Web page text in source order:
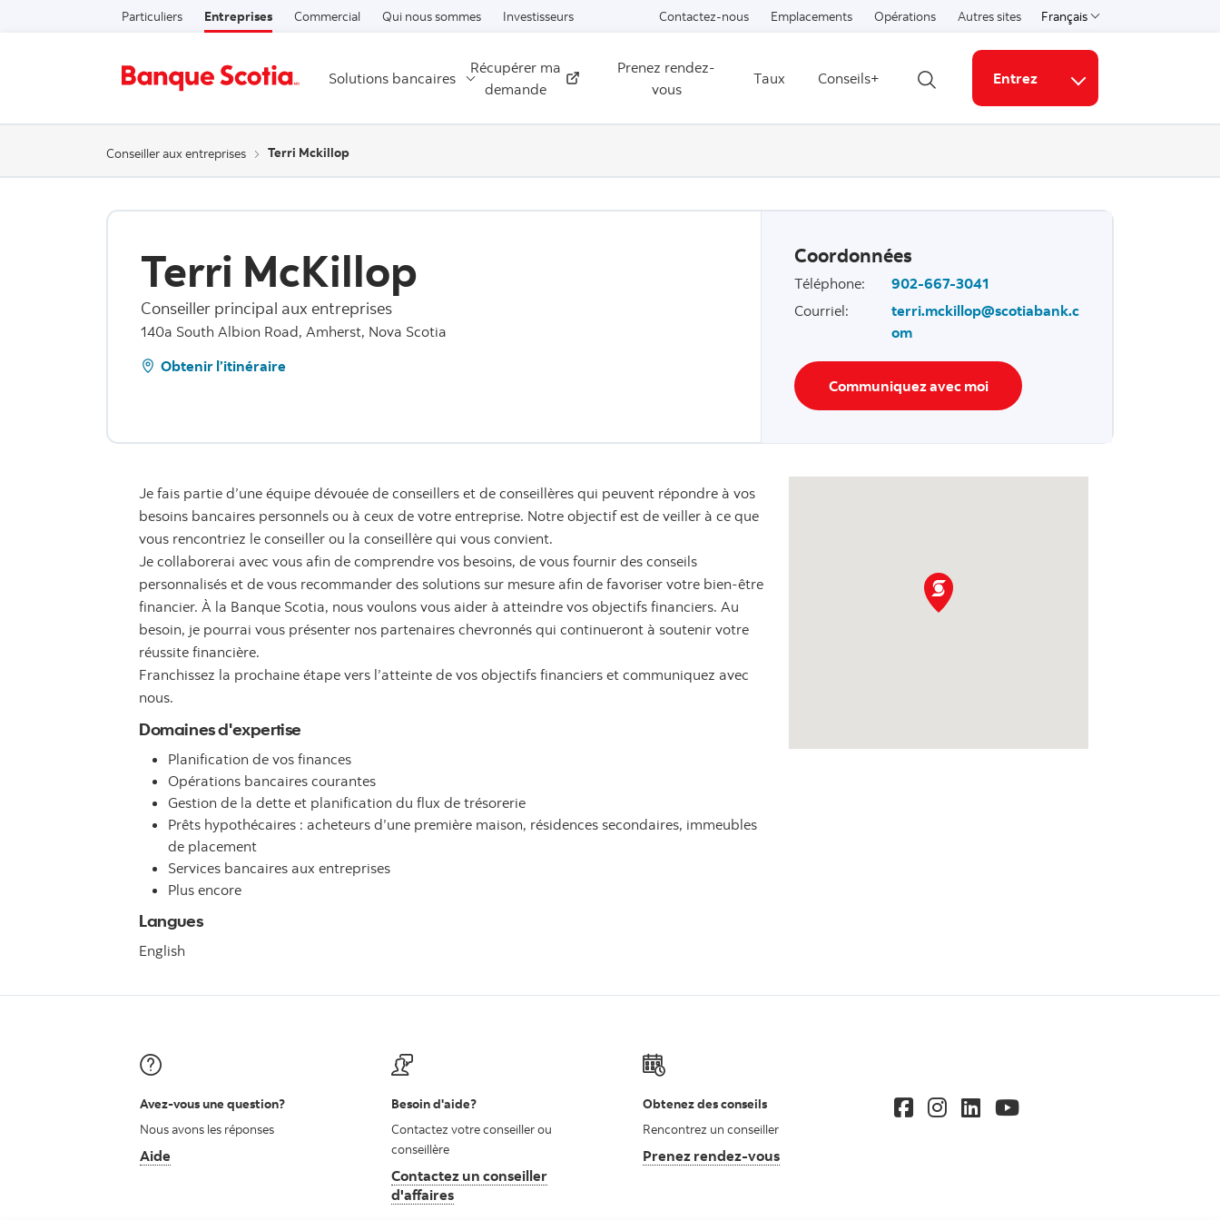
Passer au contenu
Particuliers Entreprises Commercial Qui nous sommes Investisseurs Contactez-nous Emplacements Opérations Autres sites Français
Select a language
Solutions bancaires
Récupérer ma
demande
Externe
Prenez rendez-
vous
Taux
Conseils+
Ouvrir la recherche
Entrez
Liens connexes
Conseiller aux entreprises Terri Mckillop
Terri McKillop
Conseiller principal aux entreprises
140a South Albion Road, Amherst, Nova Scotia
Obtenir l’itinéraire
Coordonnées
Téléphone:
902-667-3041
Courriel:
terri.mckillop@scotiabank.c
om
Communiquez avec moi
Je fais partie d’une équipe dévouée de conseillers et de conseillères qui peuvent répondre à vos
besoins bancaires personnels ou à ceux de votre entreprise. Notre objectif est de veiller à ce que
vous rencontriez le conseiller ou la conseillère qui vous convient.
Je collaborerai avec vous afin de comprendre vos besoins, de vous fournir des conseils
personnalisés et de vous recommander des solutions sur mesure afin de favoriser votre bien-être
financier. À la Banque Scotia, nous voulons vous aider à atteindre vos objectifs financiers. Au
besoin, je pourrai vous présenter nos partenaires chevronnés qui continueront à soutenir votre
réussite financière.
Franchissez la prochaine étape vers l’atteinte de vos objectifs financiers et communiquez avec
nous.
Domaines d'expertise
Planification de vos finances
Opérations bancaires courantes
Gestion de la dette et planification du flux de trésorerie
Prêts hypothécaires : acheteurs d’une première maison, résidences secondaires, immeubles
de placement
Services bancaires aux entreprises
Plus encore
Langues
English
Avez-vous une question?
Nous avons les réponses
Aide
Besoin d'aide?
Contactez votre conseiller ou
conseillère
Contactez un conseiller
d'affaires
Obtenez des conseils
Rencontrez un conseiller
Prenez rendez-vous